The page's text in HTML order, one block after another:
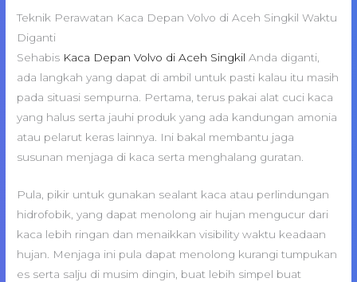
Teknik Perawatan Kaca Depan Volvo di Aceh Singkil Waktu
Diganti
Sehabis Kaca Depan Volvo di Aceh Singkil Anda diganti,
ada langkah yang dapat di ambil untuk pasti kalau itu masih
pada situasi sempurna. Pertama, terus pakai alat cuci kaca
yang halus serta jauhi produk yang ada kandungan amonia
atau pelarut keras lainnya. Ini bakal membantu jaga
susunan menjaga di kaca serta menghalang guratan.
Pula, pikir untuk gunakan sealant kaca atau perlindungan
hidrofobik, yang dapat menolong air hujan mengucur dari
kaca lebih ringan dan menaikkan visibility waktu keadaan
hujan. Menjaga ini pula dapat menolong kurangi tumpukan
es serta salju di musim dingin, buat lebih simpel buat